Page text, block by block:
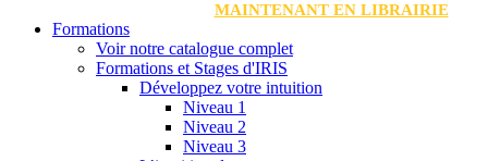
MAINTENANT EN LIBRAIRIE
Formations
Voir notre catalogue complet
Formations et Stages d'IRIS
Développez votre intuition
Niveau 1
Niveau 2
Niveau 3